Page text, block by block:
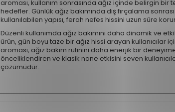
aroması, kullanım sonrasında ağız içinde belirgin bir
hedefler. Günlük ağız bakımında diş fırçalama
kullanılabilen yapısı, ferah nefes hissini uzun süre
Düzenli kullanımda ağız bakımını daha dinamik ve
ürün, gün boyu taze bir ağız hissi arayan kullanıcılar
aroması, ağız bakım rutinini daha enerjik bir
önceliklendiren ve klasik nane etkisini seven
çözümüdür.